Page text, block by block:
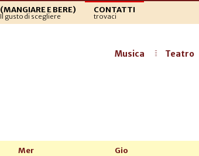
(MANGIARE E BERE)
Il gusto di scegliere
CONTATTI
trovaci
Musica Teatro
Mer Gio